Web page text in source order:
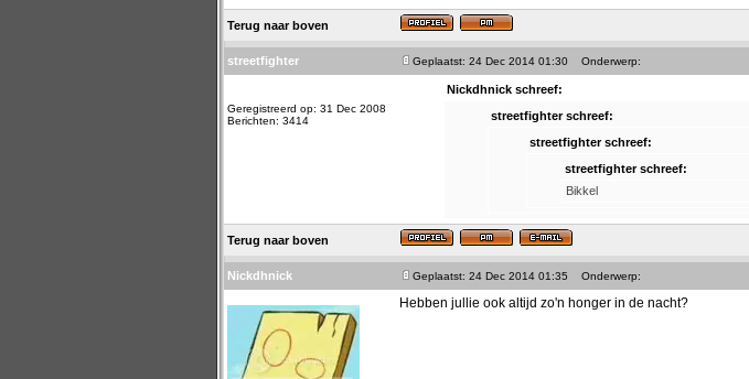
Terug naar boven
streetfighter Geplaatst: 24 Dec 2014 01:30 Onderwerp:
Geregistreerd op: 31 Dec 2008
Berichten: 3414
Nickdhnick schreef:
streetfighter schreef:
streetfighter schreef:
streetfighter schreef:
Bikkel
Terug naar boven
Nickdhnick Geplaatst: 24 Dec 2014 01:35 Onderwerp:
Hebben jullie ook altijd zo'n honger in de nacht?